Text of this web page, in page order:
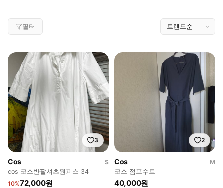
필터
3
Cos
S
cos 코스반팔셔츠원피스 34
10%72,000원
2
Cos
M
코스 점프수트
40,000원